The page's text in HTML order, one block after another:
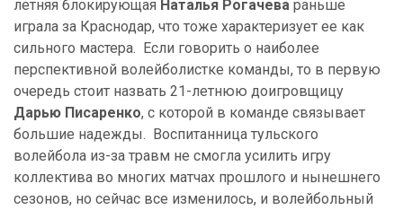
летняя блокирующая Наталья Рогачева раньше
играла за Краснодар, что тоже характеризует ее как
сильного мастера. Если говорить о наиболее
перспективной волейболистке команды, то в первую
очередь стоит назвать 21-летнюю доигровщицу
Дарью Писаренко, с которой в команде связывает
большие надежды. Воспитанница тульского
волейбола из-за травм не смогла усилить игру
коллектива во многих матчах прошлого и нынешнего
сезонов, но сейчас все изменилось, и волейбольный